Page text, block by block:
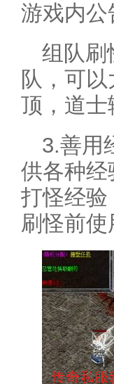
游戏内公
组队刷
队，可
顶，道士
3.善用
供各种经
打怪经验
刷怪前